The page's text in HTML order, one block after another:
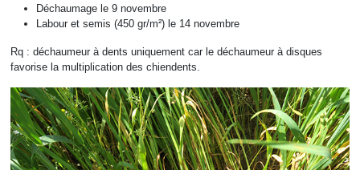
Déchaumage le 9 novembre
Labour et semis (450 gr/m²) le 14 novembre
Rq : déchaumeur à dents uniquement car le déchaumeur à disques
favorise la multiplication des chiendents.